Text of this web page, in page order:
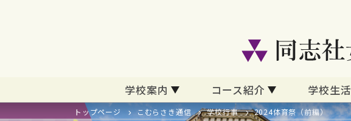
学校案内 コース紹介 学校生活
トップページ こむらさき通信 学校行事 2024体育祭（前編）